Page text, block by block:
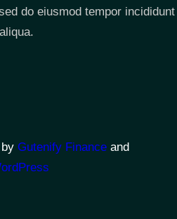
do eiusmod tempor incididunt
Gutenify Finance and